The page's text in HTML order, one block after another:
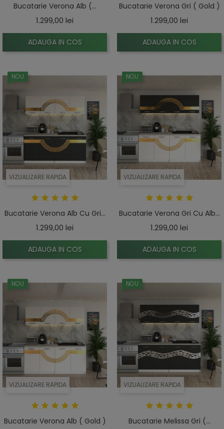
Bucatarie Verona Alb (...
1.299,00 lei
ADAUGA IN COS
Bucatarie Verona Gri ( Gold )
1.299,00 lei
ADAUGA IN COS
VIZUALIZARE RAPIDA
NOU
Bucatarie Verona Alb Cu Gri...
1.299,00 lei
ADAUGA IN COS
VIZUALIZARE RAPIDA
NOU
Bucatarie Verona Gri Cu Alb...
1.299,00 lei
ADAUGA IN COS
VIZUALIZARE RAPIDA
NOU
Bucatarie Verona Alb ( Gold )
VIZUALIZARE RAPIDA
NOU
Bucatarie Melissa Gri (...